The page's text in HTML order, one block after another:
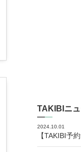
TAKIBIニ
2024.10.01
【TAKIBI予